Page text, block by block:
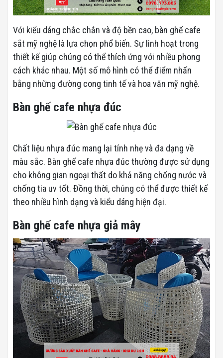
Với kiểu dáng chắc chắn và độ bền cao, bàn ghế cafe
sắt mỹ nghệ là lựa chọn phổ biến. Sự linh hoạt trong
thiết kế giúp chúng có thể thích ứng với nhiều phong
cách khác nhau. Một số mô hình có thể điểm nhấn
bằng những đường cong tinh tế và hoa văn mỹ nghệ.
Bàn ghế cafe nhựa đúc
Chất liệu nhựa đúc mang lại tính nhẹ và đa dạng về
màu sắc. Bàn ghế cafe nhựa đúc thường được sử dụng
cho không gian ngoại thất do khả năng chống nước và
chống tia uv tốt. Đồng thời, chúng có thể được thiết kế
theo nhiều hình dạng và kiểu dáng hiện đại.
Bàn ghế cafe nhựa giả mây